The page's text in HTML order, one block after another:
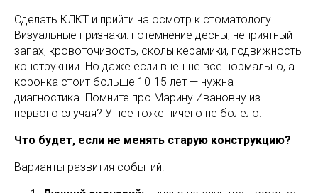
Сделать КЛКТ и прийти на осмотр к стоматологу.
Визуальные признаки: потемнение десны, неприятный
запах, кровоточивость, сколы керамики, подвижность
конструкции. Но даже если внешне всё нормально, а
коронка стоит больше 10-15 лет — нужна
диагностика. Помните про Марину Ивановну из
первого случая? У неё тоже ничего не болело.
Что будет, если не менять старую конструкцию?
Варианты развития событий: